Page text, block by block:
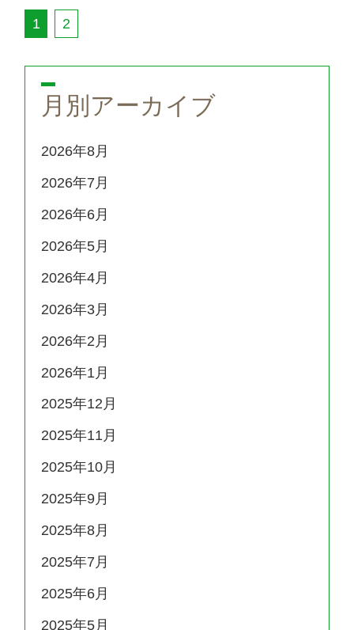
1 2
月別アーカイブ
2026年8月
2026年7月
2026年6月
2026年5月
2026年4月
2026年3月
2026年2月
2026年1月
2025年12月
2025年11月
2025年10月
2025年9月
2025年8月
2025年7月
2025年6月
2025年5月